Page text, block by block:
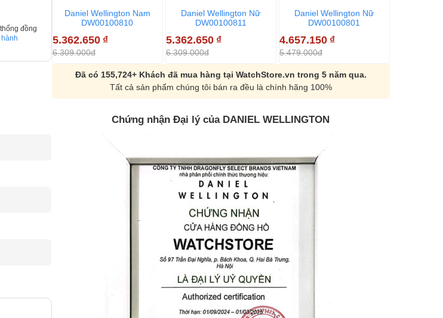
đồng
Daniel Wellington Nam
DW00100810
5.362.650 ₫
6.309.000đ
Daniel Wellington Nữ
DW00100811
5.362.650 ₫
6.309.000đ
Daniel Wellington Nữ
DW00100801
4.657.150 ₫
5.479.000đ
Đã có 155,724+ Khách đã mua hàng tại WatchStore.vn trong 5 năm qua.
Tất cả sản phẩm chúng tôi bán ra đều là chính hãng 100%
Chứng nhận Đại lý của DANIEL WELLINGTON